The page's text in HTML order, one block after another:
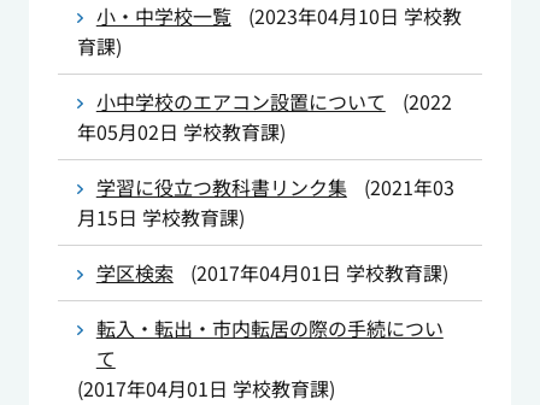
小・中学校一覧
(2023年04月10日 学校教
育課)
小中学校のエアコン設置について
(2022
年05月02日 学校教育課)
学習に役立つ教科書リンク集
(2021年03
月15日 学校教育課)
学区検索
(2017年04月01日 学校教育課)
転入・転出・市内転居の際の手続につい
て
(2017年04月01日 学校教育課)